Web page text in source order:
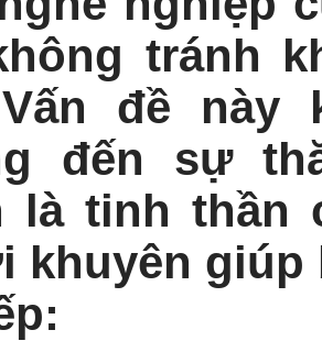
tránh
đề này
đến sự
là tinh thần
khuyên giúp